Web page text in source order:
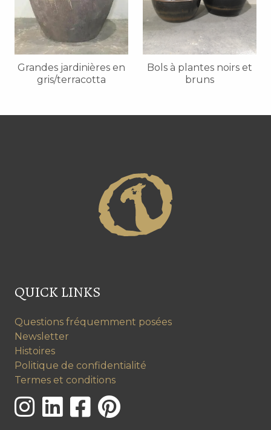
Grandes jardinières en
gris/terracotta
Bols à plantes noirs et
bruns
QUICK LINKS
Questions fréquemment posées
Newsletter
Histoires
Politique de confidentialité
Termes et conditions